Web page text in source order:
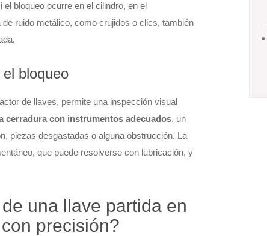
bloqueo ocurre en el cilindro, en el
ruido metálico, como crujidos o clics, también
bloqueo
de llaves, permite una inspección visual
cerradura con instrumentos adecuados, un
piezas desgastadas o alguna obstrucción. La
que puede resolverse con lubricación, y
una llave partida en
precisión?